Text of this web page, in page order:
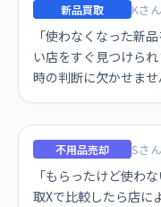
新品買取 Kさ
「使わなくなった新
い店をすぐ見つけら
時の判断に欠かせませ
不用品売却 Sさ
「もらったけど使わ
取Xで比較したら店に